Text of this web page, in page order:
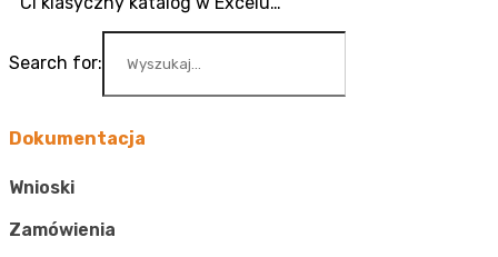
Search for:
Dokumentacja
Wnioski
Zamówienia